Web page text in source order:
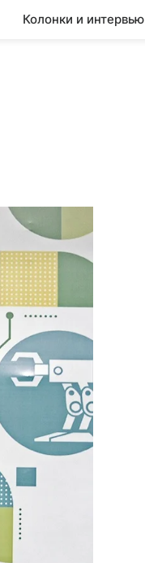
Колонки и интервью